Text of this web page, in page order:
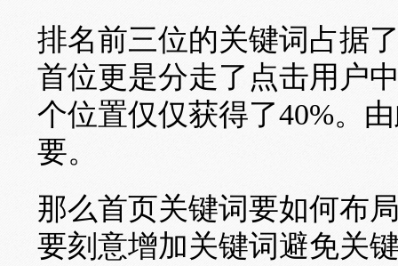
排名前三位的关键词占据
首位更是分走了点击用户
个位置仅仅获得了40%。
要。
那么首页关键词要如何布
要刻意增加关键词避免关